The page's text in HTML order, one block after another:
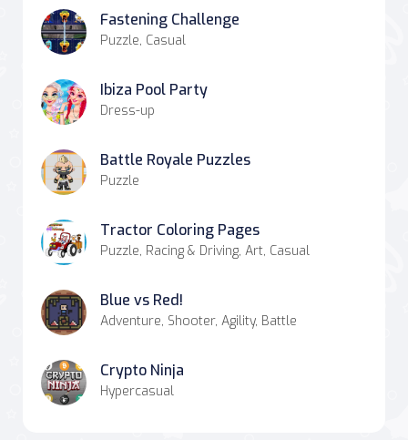
Fastening Challenge
Puzzle, Casual
Ibiza Pool Party
Dress-up
Battle Royale Puzzles
Puzzle
Tractor Coloring Pages
Puzzle, Racing & Driving, Art, Casual
Blue vs Red!
Adventure, Shooter, Agility, Battle
Crypto Ninja
Hypercasual